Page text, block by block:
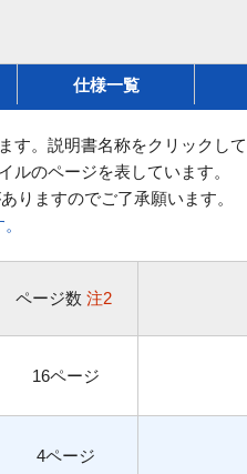
仕様一覧
す。説明書名称をクリックして
ルのページを表しています。
りますのでご了承願います。
ページ数 注2
16ページ
4ページ